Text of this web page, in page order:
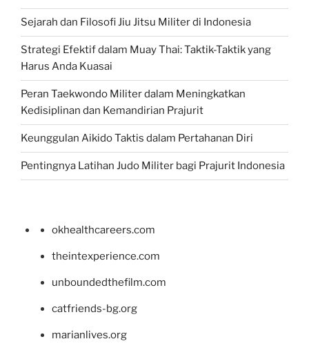
Sejarah dan Filosofi Jiu Jitsu Militer di Indonesia
Strategi Efektif dalam Muay Thai: Taktik-Taktik yang
Harus Anda Kuasai
Peran Taekwondo Militer dalam Meningkatkan
Kedisiplinan dan Kemandirian Prajurit
Keunggulan Aikido Taktis dalam Pertahanan Diri
Pentingnya Latihan Judo Militer bagi Prajurit Indonesia
okhealthcareers.com
theintexperience.com
unboundedthefilm.com
catfriends-bg.org
marianlives.org